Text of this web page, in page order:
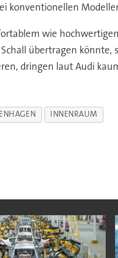
konventionellen
wie
übertragen
dringen laut Audi
INNENRAUM